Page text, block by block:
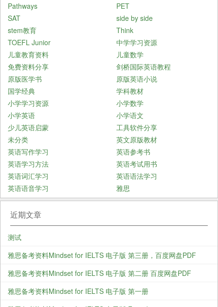
Pathways
PET
SAT
side by side
stem教育
Think
TOEFL Junior
中学学习资源
儿童教育资料
儿童数学
免费资料分享
剑桥国际英语教程
原版医学书
原版英语小说
国学经典
学科教材
小学学习资源
小学数学
小学英语
小学语文
少儿英语启蒙
工具软件分享
未分类
英文原版教材
英语写作学习
英语参考书
英语学习方法
英语考试用书
英语词汇学习
英语语法学习
英语语音学习
雅思
近期文章
测试
雅思备考资料Mindset for IELTS 电子版 第三册，百度网盘PDF
雅思备考资料Mindset for IELTS 电子版 第二册 百度网盘PDF
雅思备考资料Mindset for IELTS 电子版 第一册